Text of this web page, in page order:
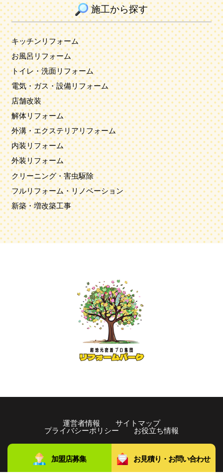
施工から探す
キッチンリフォーム
お風呂リフォーム
トイレ・洗面リフォーム
電気・ガス・設備リフォーム
店舗改装
解体リフォーム
外溝・エクステリアリフォーム
内装リフォーム
外装リフォーム
クリーニング・害虫駆除
フルリフォーム・リノベーション
新築・増改築工事
運営者情報
サイトマップ
プライバシーポリシー
お役立ち情報
加盟店募集
お見積り・お問い合わせ